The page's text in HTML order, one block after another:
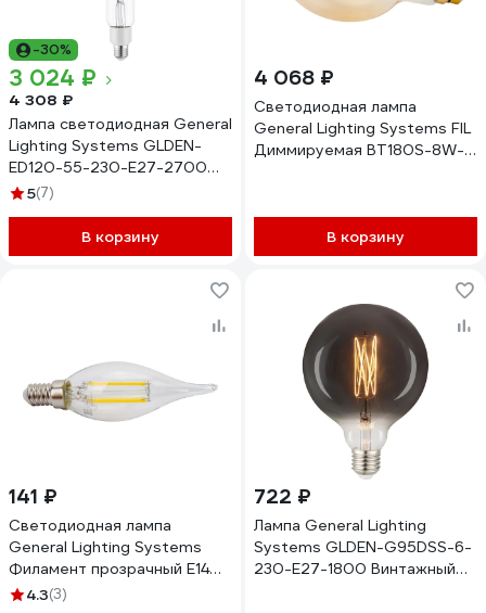
-30%
3 024 ₽
4 308 ₽
Лампа светодиодная General
Lighting Systems GLDEN-
ED120-55-230-E27-2700
661639
5(7)
В корзину
4 068 ₽
Светодиодная лампа
General Lighting Systems FIL
Диммируемая BT180S-8W-
В корзину
141 ₽
Светодиодная лампа
General Lighting Systems
Филамент прозрачный E14
10Вт 790Лм 4500К
4.3(3)
722 ₽
Лампа General Lighting
Systems GLDEN-G95DSS-6-
230-E27-1800 Винтажный